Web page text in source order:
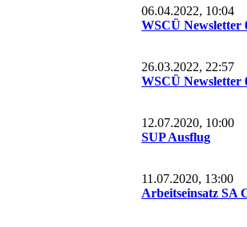
06.04.2022, 10:04
WSCÜ Newsletter
26.03.2022, 22:57
WSCÜ Newsletter
12.07.2020, 10:00
SUP Ausflug
11.07.2020, 13:00
Arbeitseinsatz SA